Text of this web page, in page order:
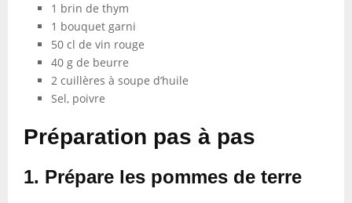
1 brin de thym
1 bouquet garni
50 cl de vin rouge
40 g de beurre
2 cuillères à soupe d’huile
Sel, poivre
Préparation pas à pas
1. Prépare les pommes de terre